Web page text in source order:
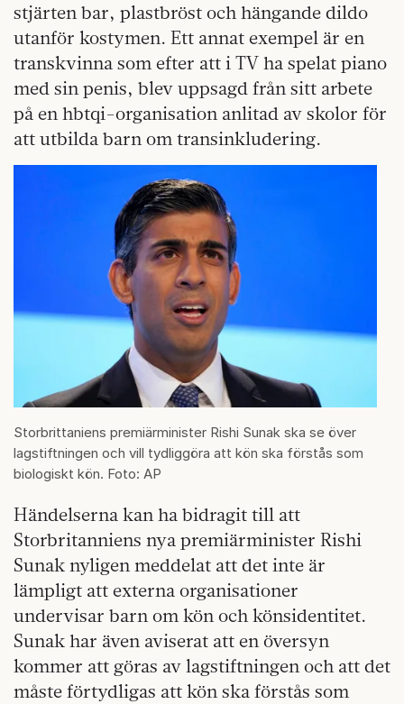
stjärten bar, plastbröst och hängande dildo
utanför kostymen. Ett annat exempel är en
transkvinna som efter att i TV ha spelat piano
med sin penis, blev uppsagd från sitt arbete
på en hbtqi-organisation anlitad av skolor för
att utbilda barn om transinkludering.
Storbrittaniens premiärminister Rishi Sunak ska se över
lagstiftningen och vill tydliggöra att kön ska förstås som
biologiskt kön. Foto: AP
Händelserna kan ha bidragit till att
Storbritanniens nya premiärminister Rishi
Sunak nyligen meddelat att det inte är
lämpligt att externa organisationer
undervisar barn om kön och könsidentitet.
Sunak har även aviserat att en översyn
kommer att göras av lagstiftningen och att det
måste förtydligas att kön ska förstås som